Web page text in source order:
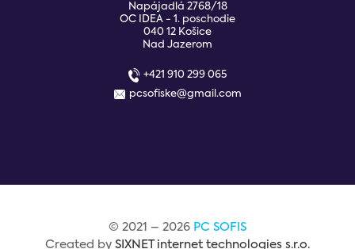
Napájadlá 2768/18
OC IDEA - 1. poschodie
040 12 Košice
Nad Jazerom
+421 910 299 065
pcsofiske@gmail.com
© 2021 – 2026 PC SOFIS
Created by SIXNET internet technologies s.r.o.